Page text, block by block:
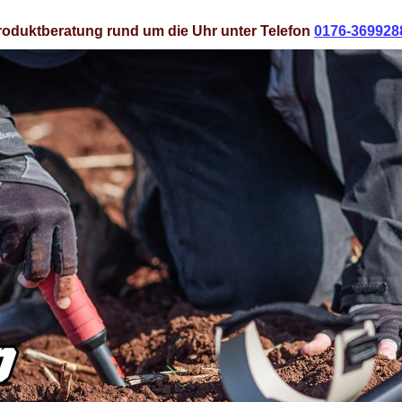
rund um die Uhr unter Telefon 0176-